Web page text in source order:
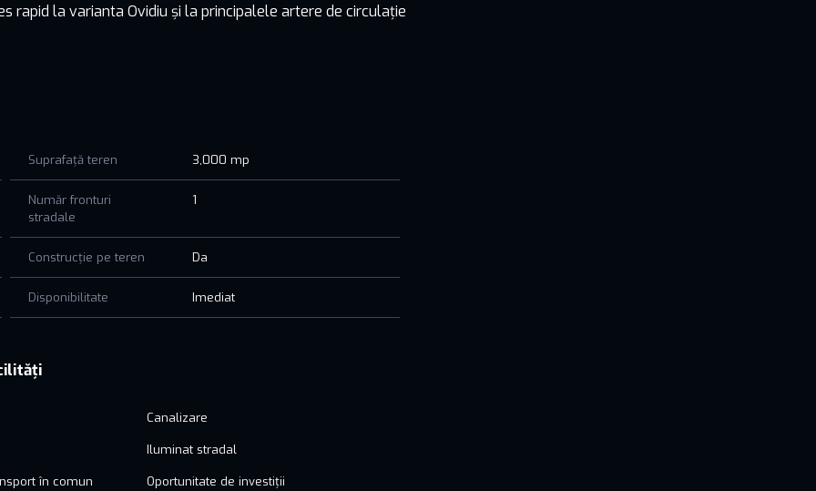
rapid la varianta Ovidiu și la principalele artere de circulație
eficiență energetică și costuri reduse (transformator donat
bună și acces facil către oraș și autostradă.
Suprafață teren 3,000 mp
Număr fronturi
stradale
1
Construcție pe teren Da
Disponibilitate Imediat
Canalizare
Iluminat stradal
în comun Oportunitate de investiții